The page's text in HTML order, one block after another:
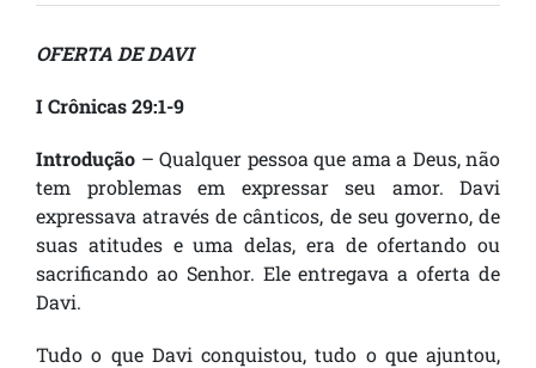
OFERTA DE DAVI
I Crônicas 29:1-9
Introdução – Qualquer pessoa que ama a Deus, não
tem problemas em expressar seu amor. Davi
expressava através de cânticos, de seu governo, de
suas atitudes e uma delas, era de ofertando ou
sacrificando ao Senhor. Ele entregava a oferta de
Davi.
Tudo o que Davi conquistou, tudo o que ajuntou,